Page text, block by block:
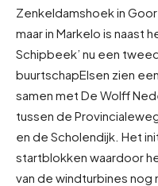
Zenkeldamshoek in
maar in Markelo is naast
Schipbeek’ nu een
buurtschapElsen zien
samen met De Wolff
tussen de
en de Scholendijk. Het
startblokken waardoor
van de windturbines nog